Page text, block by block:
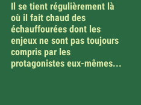
Il se tient régulièrement là
où il fait chaud des
échauffourées dont les
enjeux ne sont pas toujours
compris par les
protagonistes eux-mêmes...